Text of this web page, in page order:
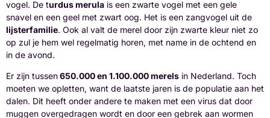
vogel. De turdus merula is een zwarte vogel met een gele
snavel en een geel met zwart oog. Het is een zangvogel uit de
lijsterfamilie. Ook al valt de merel door zijn zwarte kleur niet zo
op zul je hem wel regelmatig horen, met name in de ochtend en
in de avond.
Er zijn tussen650.000 en 1.100.000 merels in Nederland. Toch
moeten we opletten, want de laatste jaren is de populatie aan het
dalen. Dit heeft onder andere te maken met een virus dat door
muggen overgedragen wordt en door een gebrek aan wormen